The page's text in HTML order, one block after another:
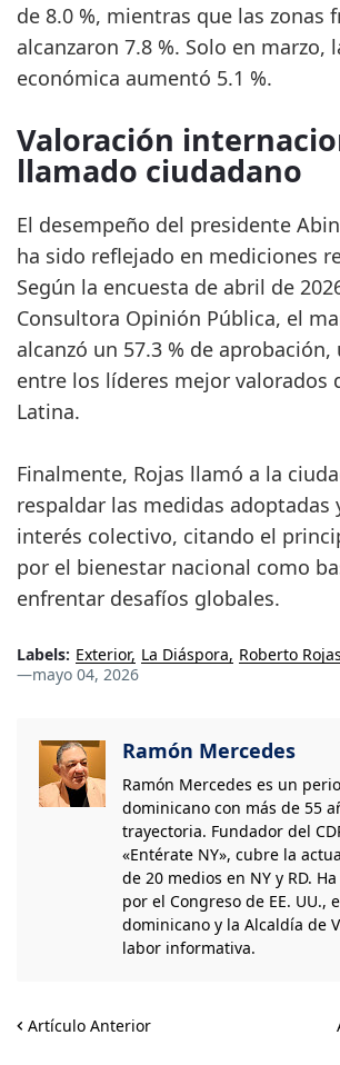
de 8.0 %, mientras que las zonas
alcanzaron 7.8 %. Solo en marzo,
económica aumentó 5.1 %.
Valoración
llamado ciudadano
El desempeño del presidente
ha sido reflejado en mediciones
Según la encuesta de abril de
Consultora Opinión Pública, el
alcanzó un 57.3 % de
entre los líderes mejor valorados
Latina.
Finalmente, Rojas llamó a la
respaldar las medidas adoptadas
interés colectivo, citando el
por el bienestar nacional como
enfrentar desafíos globales.
Labels: Exterior La Diáspora Roberto Rojas
—mayo 04, 2026
Ramón Mercedes
Ramón Mercedes es un
dominicano con más de 55
trayectoria. Fundador del
«Entérate NY», cubre la
de 20 medios en NY y RD.
por el Congreso de EE. UU.,
dominicano y la Alcaldía de
labor informativa.
Artículo Anterior